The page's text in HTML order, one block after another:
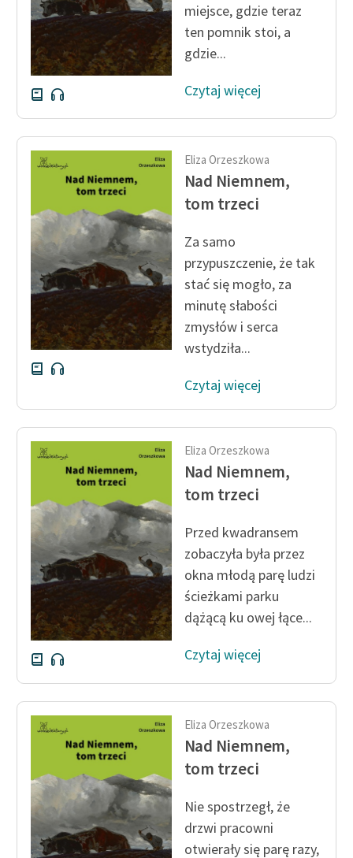
miejsce, gdzie teraz
ten pomnik stoi, a
gdzie...
Czytaj więcej
Eliza Orzeszkowa
Nad Niemnem,
tom trzeci
Za samo
przypuszczenie, że tak
stać się mogło, za
minutę słabości
zmysłów i serca
wstydziła...
Czytaj więcej
Eliza Orzeszkowa
Nad Niemnem,
tom trzeci
Przed kwadransem
zobaczyła była przez
okna młodą parę ludzi
ścieżkami parku
dążącą ku owej łące...
Czytaj więcej
Eliza Orzeszkowa
Nad Niemnem,
tom trzeci
Nie spostrzegł, że
drzwi pracowni
otwierały się parę razy,